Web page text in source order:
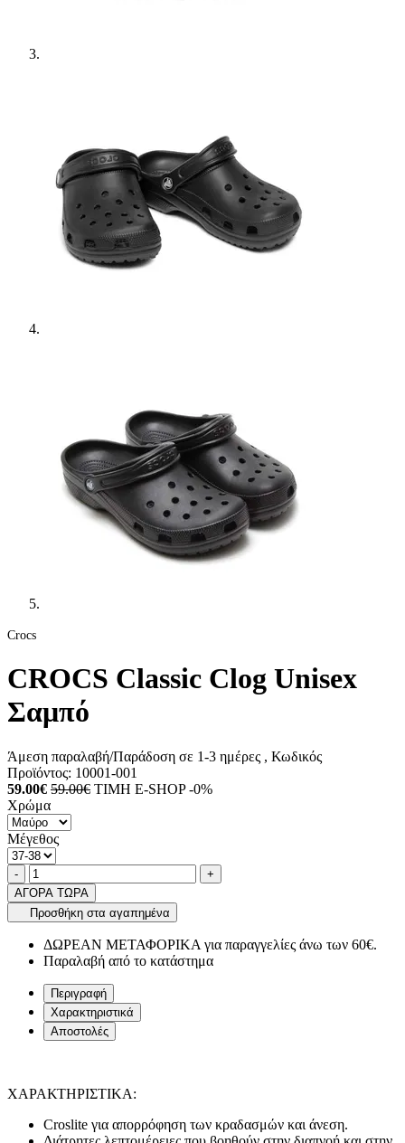
Crocs
CROCS Classic Clog Unisex
Σαμπό
Άμεση παραλαβή/Παράδοση σε 1-3 ημέρες , Κωδικός
Προϊόντος: 10001-001
59.00€ 59.00€ ΤΙΜΗ E-SHOP -0%
Χρώμα
Μέγεθος
Ποσότητα
-product.increase.quantity +
ΑΓΟΡΑ ΤΩΡΑ
Προσθήκη στα αγαπημένα
ΔΩΡΕΑΝ ΜΕΤΑΦΟΡΙΚΑ για παραγγελίες άνω των 60€.
Παραλαβή από το κατάστημα
Περιγραφή
Χαρακτηριστικά
Αποστολές
ΧΑΡΑΚΤΗΡΙΣΤΙΚΑ:
Croslite για απορρόφηση των κραδασμών και άνεση.